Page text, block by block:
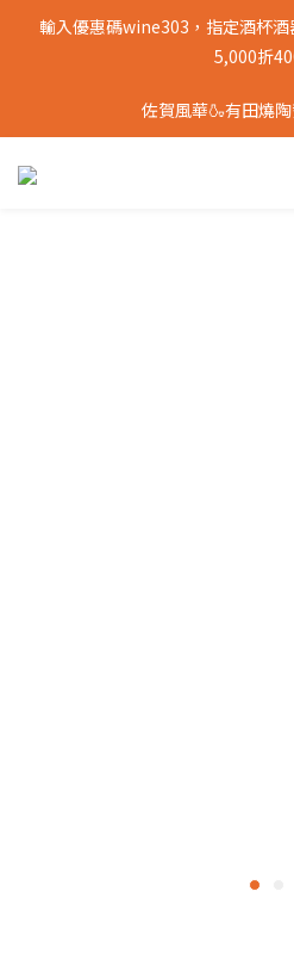
輸入優惠碼wine303，指定酒杯
5,000折
佐賀風華🍶有田燒